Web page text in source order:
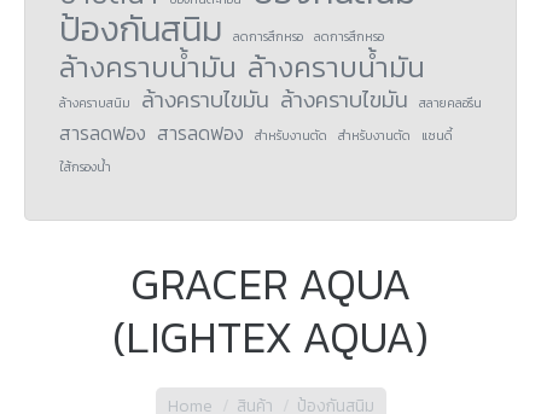
ป้องกันสนิม ลดการสึกหรอ ลดการสึกหรอ
ล้างคราบน้ำมัน ล้างคราบน้ำมัน
ล้างคราบสนิม ล้างคราบไขมัน ล้างคราบไขมัน สลายคลอรีน
สารลดฟอง สารลดฟอง สำหรับงานตัด สำหรับงานตัด
แซนดี้
ใส้กรองน้ำ
GRACER AQUA
(LIGHTEX AQUA)
Home สินค้า ป้องกันสนิม